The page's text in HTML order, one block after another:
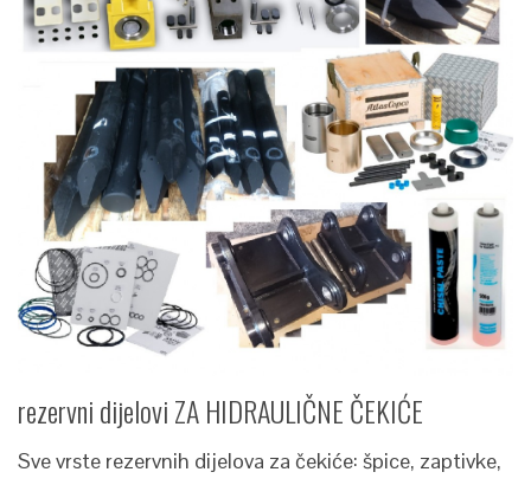
rezervni dijelovi ZA HIDRAULIČNE ČEKIĆE
Sve vrste rezervnih dijelova za čekiće: špice, zaptivke,